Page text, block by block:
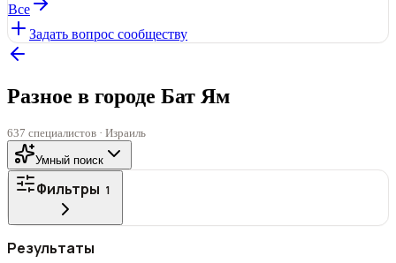
Все
Задать вопрос сообществу
Разное в городе Бат Ям
637 специалистов · Израиль
Умный поиск
Фильтры 1
Все
Результаты